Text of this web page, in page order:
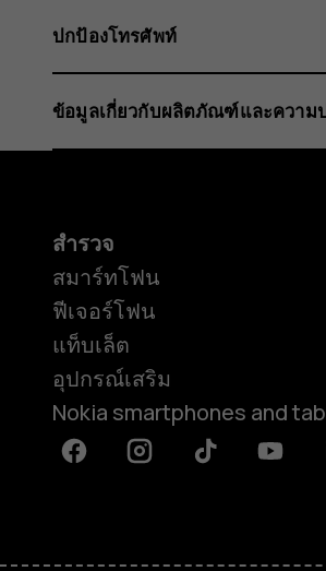
ปกป้องโทรศัพท์
ข้อมูลเกี่ยวกับผลิตภัณฑ์และความ
สำรวจ
สมาร์ทโฟน
ฟีเจอร์โฟน
แท็บเล็ต
อุปกรณ์เสริม
Nokia smartphones and
FacebookInstagramTiktok